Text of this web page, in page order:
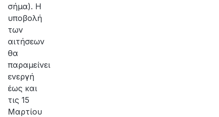
σήμα). Η
υποβολή
των
αιτήσεων
θα
παραμείνει
ενεργή
έως και
τις 15
Μαρτίου